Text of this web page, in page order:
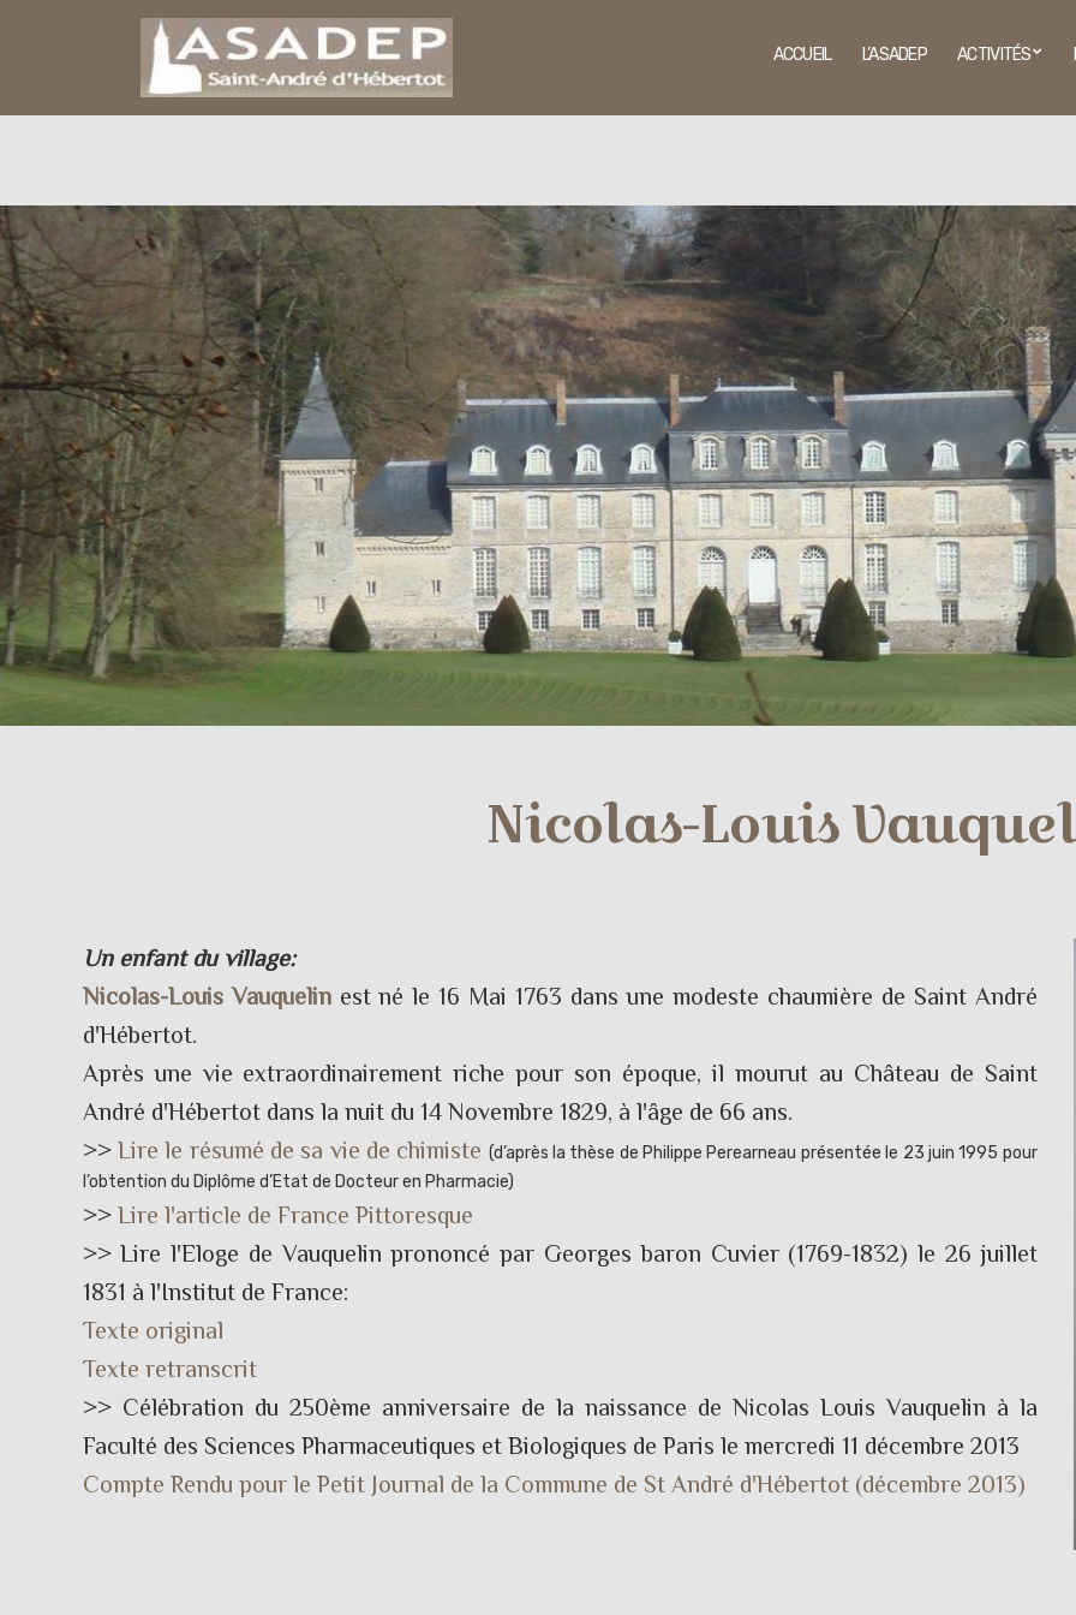
ACCUEIL L’ASADEP ACTIVITÉS
Nicolas-Louis
Un enfant du village:
Nicolas-Louis Vauquelinest né le 16 Mai 1763 dans une modeste chaumière de Saint André
d'Hébertot.
Après une vie extraordinairement riche pour son époque, il mourut au Château de Saint
André d'Hébertot dans la nuit du 14 Novembre 1829, à l'âge de 66 ans.
>>Lire le résumé de sa vie de chimiste (d’après la thèse de Philippe Perearneau présentée le 23 juin 1995 pour
l’obtention du Diplôme d’Etat de Docteur en Pharmacie)
>> Lire l'article de France Pittoresque
>> Lire l'Eloge de Vauquelin prononcé par Georges baron Cuvier (1769-1832) le 26 juillet
1831 à l'Institut de France:
Texte original
Texte retranscrit
>> Célébration du 250ème anniversaire de la naissance de Nicolas Louis Vauquelin à la
Faculté des Sciences Pharmaceutiques et Biologiques de Paris le mercredi 11 décembre 2013
Compte Rendu pour le Petit Journal de la Commune de St André d'Hébertot (décembre 2013)